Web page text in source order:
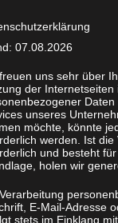
XLAB SCIENCE
SCIENCE
07.08.2026
uns sehr über
der
unseres
möchte, könnte
werden. Ist
und besteht
holen wir
E-Mail-Adresse
stets im Einklang